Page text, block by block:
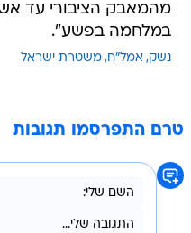
מהמאבק הציבורי עד
במלחמה בפשע".
נשק אמל"ח משטרת ישראל
טרם התפרסמו תגובות